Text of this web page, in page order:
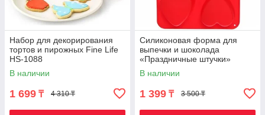
Набор для декорирования
тортов и пирожных Fine Life
HS-1088
В наличии
1 699 ₸ 4 310 ₸
Силиконовая форма для
выпечки и шоколада
«Праздничные штучки»
(Сердечки)
В наличии
1 399 ₸ 3 500 ₸